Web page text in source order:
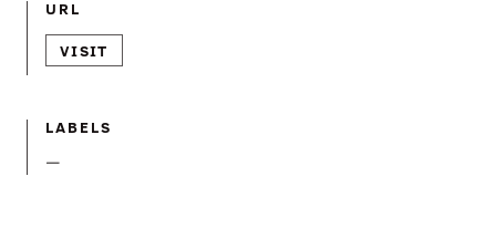
URL
VISIT
LABELS
—